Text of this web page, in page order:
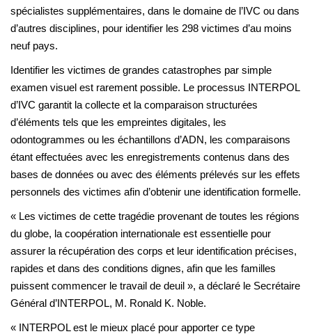
spécialistes supplémentaires, dans le domaine de l’IVC ou dans
d’autres disciplines, pour identifier les 298 victimes d’au moins
neuf pays.
Identifier les victimes de grandes catastrophes par simple
examen visuel est rarement possible. Le processus INTERPOL
d’IVC garantit la collecte et la comparaison structurées
d’éléments tels que les empreintes digitales, les
odontogrammes ou les échantillons d’ADN, les comparaisons
étant effectuées avec les enregistrements contenus dans des
bases de données ou avec des éléments prélevés sur les effets
personnels des victimes afin d’obtenir une identification formelle.
« Les victimes de cette tragédie provenant de toutes les régions
du globe, la coopération internationale est essentielle pour
assurer la récupération des corps et leur identification précises,
rapides et dans des conditions dignes, afin que les familles
puissent commencer le travail de deuil », a déclaré le Secrétaire
Général d’INTERPOL, M. Ronald K. Noble.
« INTERPOL est le mieux placé pour apporter ce type